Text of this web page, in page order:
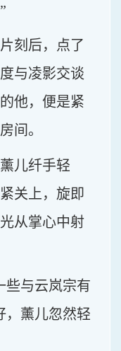
刻后，点了
与凌影交谈
他，便是紧
间。
儿纤手轻
关上，旋即
从掌心中射
些与云岚宗有
，薰儿忽然轻